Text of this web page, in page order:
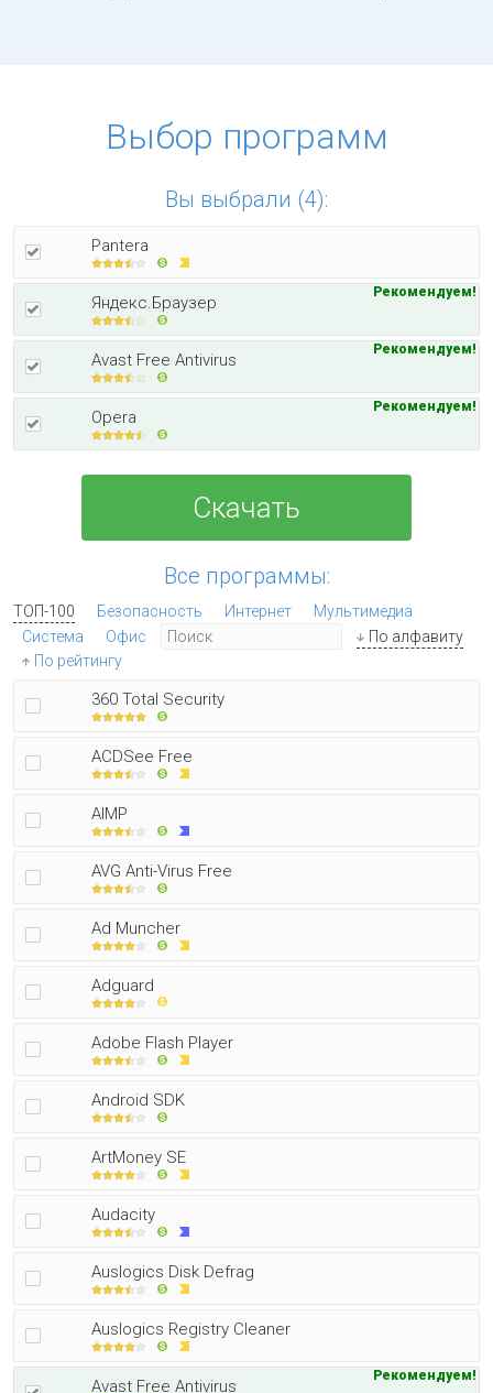
Выбор программ
Вы выбрали (4):
Pantera
Яндекс.Браузер
Рекомендуем!
Avast Free Antivirus
Рекомендуем!
Opera
Рекомендуем!
Скачать
Все программы:
ТОП-100 Безопасность Интернет
Мультимедиа
Система
Офис
По алфавиту
По рейтингу
360 Total Security
ACDSee Free
AIMP
AVG Anti-Virus Free
Ad Muncher
Adguard
Adobe Flash Player
Android SDK
ArtMoney SE
Audacity
Auslogics Disk Defrag
Auslogics Registry Cleaner
Avast Free Antivirus
Рекомендуем!